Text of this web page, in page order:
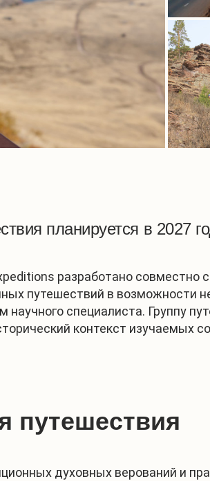
планируется в 2027
разработано совместно
путешествий в возможности
научного специалиста. Группу
контекст изучаемых
путешествия
духовных верований и